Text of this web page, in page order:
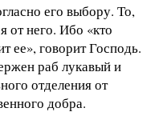
его выбору. То,
от него. Ибо «кто
ее», говорит Господь.
раб лукавый и
отделения от
добра.